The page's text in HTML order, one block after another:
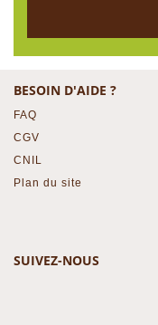
BESOIN D'AIDE ?
FAQ
CGV
CNIL
Plan du site
SUIVEZ-NOUS